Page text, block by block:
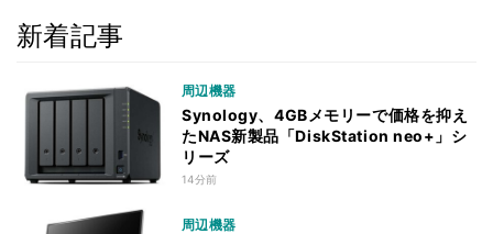
新着記事
周辺機器
Synology、4GBメモリーで価格を抑え
たNAS新製品「DiskStation neo+」シ
リーズ
14分前
周辺機器